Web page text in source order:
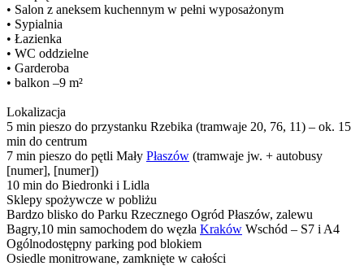
• Salon z aneksem kuchennym w pełni wyposażonym
• Sypialnia
• Łazienka
• WC oddzielne
• Garderoba
• balkon –9 m²
Lokalizacja
5 min pieszo do przystanku Rzebika (tramwaje 20, 76, 11) – ok. 15
min do centrum
7 min pieszo do pętli Mały Płaszów (tramwaje jw. + autobusy
[numer], [numer])
10 min do Biedronki i Lidla
Sklepy spożywcze w pobliżu
Bardzo blisko do Parku Rzecznego Ogród Płaszów, zalewu
Bagry,10 min samochodem do węzła Kraków Wschód – S7 i A4
Ogólnodostępny parking pod blokiem
Osiedle monitrowane, zamknięte w całości